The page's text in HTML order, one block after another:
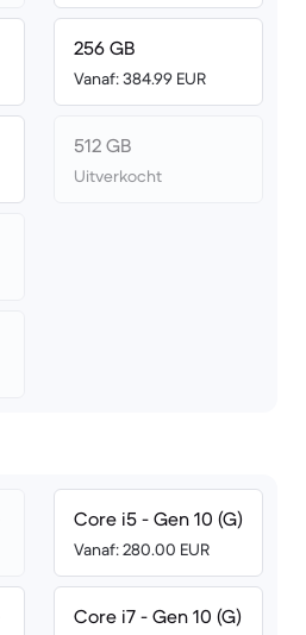
256 GB
Vanaf: 384.99 EUR
512 GB
Uitverkocht
Core i5 - Gen 10 (G)
Vanaf: 280.00 EUR
Core i7 - Gen 10 (G)